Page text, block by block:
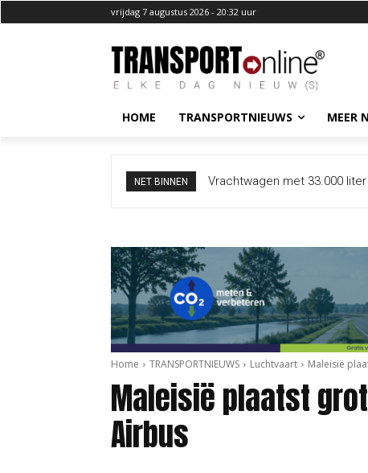
vrijdag 7 augustus 2026 - 20:32 uur
HOME TRANSPORTNIEUWS MEER
NET BINNEN
Vrachtwagen met 33.000
Home TRANSPORTNIEUWS Luchtvaart Maleisië
Maleisië plaatst
Airbus